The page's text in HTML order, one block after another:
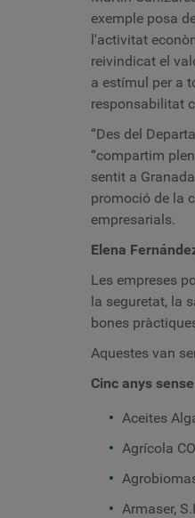
exemple posa
l'activitat
reivindicat el
a estímul per a
responsabilitat
“Des del
“compartim
sentit a
promoció de la
empresarials.
Elena
Les empreses
la seguretat, la
bones
Aquestes van
Cinc anys
Aceites
Agrícola
Armaser,